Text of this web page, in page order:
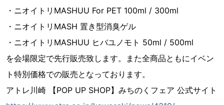
・ニオイトリMASHUU For PET 100ml / 300ml
・ニオイトリMASH 置き型消臭ゲル
・ニオイトリMASHUU ヒバユノモト 50ml / 500ml
を会場限定で先行販売致します。また全商品ともにイベン
ト特別価格での販売となっております。
アトレ川崎 【POP UP SHOP】みちのくフェア 公式サイト